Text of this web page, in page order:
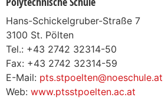
Hans-Schickelgruber-Straße 7
3100 St. Pölten
Tel.: +43 2742 32314-50
Fax: +43 2742 32314-59
E-Mail: pts.stpoelten@noeschule.at
Web: www.ptsstpoelten.ac.at